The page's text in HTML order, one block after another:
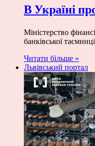
В Україні
Міністерство
банківської
Читати більше »
Львівський портал